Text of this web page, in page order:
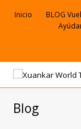
Inicio BLOG
Blog